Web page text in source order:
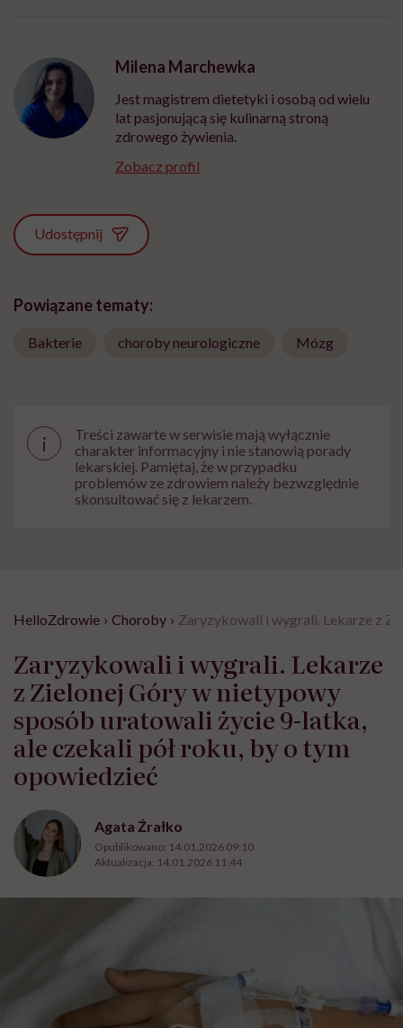
Milena Marchewka
Jest magistrem dietetyki i osobą od wielu
lat pasjonującą się kulinarną stroną
zdrowego żywienia.
Zobacz profil
Udostępnij
Powiązane tematy:
Bakterie choroby neurologiczne Mózg
i
Treści zawarte w serwisie mają wyłącznie
charakter informacyjny i nie stanowią porady
lekarskiej. Pamiętaj, że w przypadku
problemów ze zdrowiem należy bezwzględnie
skonsultować się z lekarzem.
HelloZdrowie › Choroby › Zaryzykowali i wygrali. Lekarze z
Zaryzykowali i wygrali. Lekarze
z Zielonej Góry w nietypowy
sposób uratowali życie 9-latka,
ale czekali pół roku, by o tym
opowiedzieć
Agata Źrałko
Opublikowano: 14.01.2026 09:10
Aktualizacja: 14.01.2026 11:44